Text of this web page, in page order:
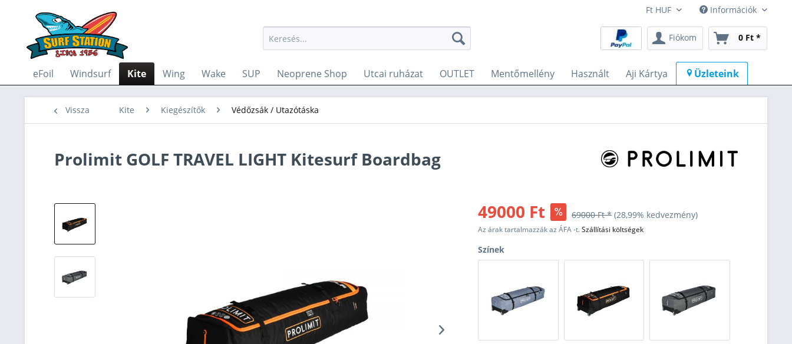
Információk
Fiókom 0 Ft *
eFoil Windsurf Kite Wing Wake SUP Neoprene Shop Utcai ruházat OUTLET Mentőmellény Használt Aji Kártya Üzleteink
Vissza Kite Kiegészítők Védőzsák / Utazótáska
Prolimit GOLF TRAVEL LIGHT Kitesurf Boardbag
49000 Ft 69000 Ft * (28,99% kedvezmény)
Az árak tartalmazzák az ÁFA -t.Szállítási költségek
Színek